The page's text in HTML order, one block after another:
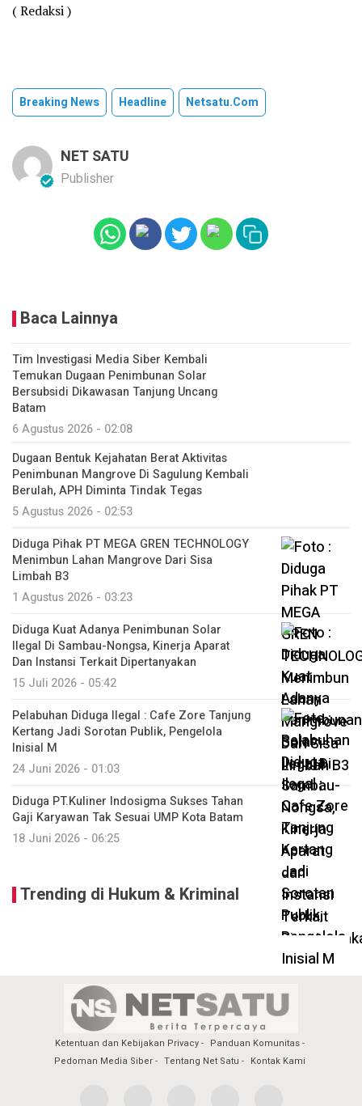
( Redaksi )
Breaking News Headline Netsatu.com
NET SATU
Publisher
Baca Lainnya
Tim Investigasi Media Siber Kembali
Temukan Dugaan Penimbunan Solar
Bersubsidi Dikawasan Tanjung Uncang
Batam
6 Agustus 2026 - 02:08
Dugaan Bentuk Kejahatan Berat Aktivitas
Penimbunan Mangrove Di Sagulung Kembali
Berulah, APH Diminta Tindak Tegas
5 Agustus 2026 - 02:53
Diduga Pihak PT MEGA GREN TECHNOLOGY
Menimbun Lahan Mangrove Dari Sisa
Limbah B3
1 Agustus 2026 - 03:23
Diduga Kuat Adanya Penimbunan Solar
Ilegal Di Sambau-Nongsa, Kinerja Aparat
Dan Instansi Terkait Dipertanyakan
15 Juli 2026 - 05:42
Pelabuhan Diduga Ilegal : Cafe Zore Tanjung
Kertang Jadi Sorotan Publik, Pengelola
Inisial M
24 Juni 2026 - 01:03
Diduga PT.Kuliner Indosigma Sukses Tahan
Gaji Karyawan Tak Sesuai UMP Kota Batam
18 Juni 2026 - 06:25
Trending di Hukum & Kriminal
Ketentuan dan Kebijakan Privacy
Panduan Komunitas
Pedoman Media Siber
Tentang Net Satu Kontak Kami